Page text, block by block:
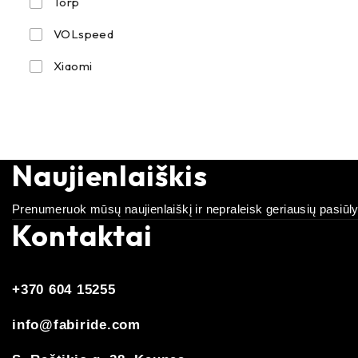
VOLspeed
Xiaomi
Naujienlaiškis
Prenumeruok mūsų naujienlaiškį ir nepraleisk geriausių
Kontaktai
+370 604 15255
info@fabiride.com